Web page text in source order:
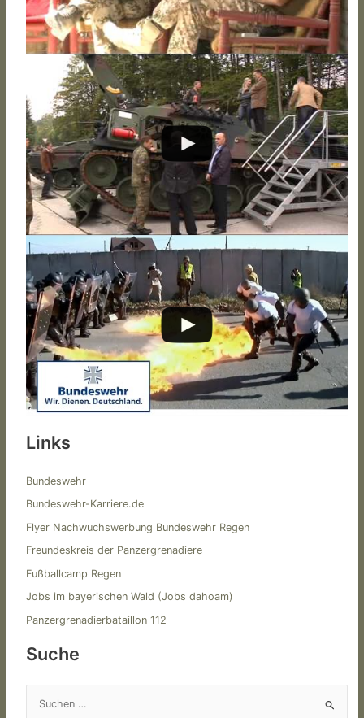
Links
Bundeswehr
Bundeswehr-Karriere.de
Flyer Nachwuchswerbung Bundeswehr Regen
Freundeskreis der Panzergrenadiere
Fußballcamp Regen
Jobs im bayerischen Wald (Jobs dahoam)
Panzergrenadierbataillon 112
Suche